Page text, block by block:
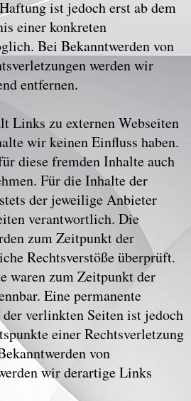
ist jedoch erst ab dem
einer konkreten
Bei Bekanntwerden von
werden wir
entfernen.
Links zu externen Webseiten
wir keinen Einfluss haben.
diese fremden Inhalte auch
Für die Inhalte der
der jeweilige Anbieter
verantwortlich. Die
zum Zeitpunkt der
Rechtsverstöße überprüft.
waren zum Zeitpunkt der
Eine permanente
verlinkten Seiten ist jedoch
einer Rechtsverletzung
von
wir derartige Links